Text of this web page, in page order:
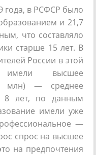
года, в РСФСР было
и 21,7
что составляло
старше 15 лет. В
России в этой
имели высшее
млн) — среднее
8 лет, по данным
имели уже
—
спрос на высшее
на предпочтения